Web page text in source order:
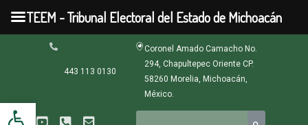
Abrir barra de herramientas
contenido
443 113 0130
Coronel Amado Camacho No.
294, Chapultepec Oriente CP.
58260 Morelia, Michoacán,
México.
TEEM - Tribunal Electoral del Estado de Michoacán